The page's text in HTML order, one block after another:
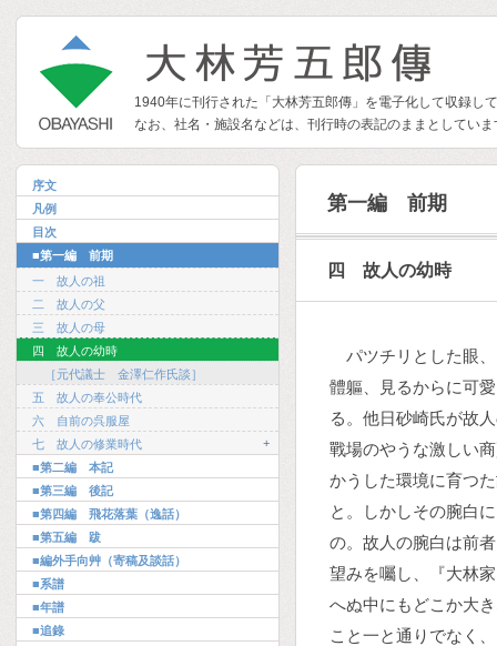
1940年に刊行された「大林芳五郎傳」を電子化して収録し
なお、社名・施設名などは、刊行時の表記のままとしてい
序文
凡例
目次
■第一編 前期
一 故人の祖
二 故人の父
三 故人の母
四 故人の幼時
［元代議士 金澤仁作氏談］
五 故人の奉公時代
六 自前の呉服屋
七 故人の修業時代
+
■第二編 本記
■第三編 後記
■第四編 飛花落葉（逸話）
■第五編 跋
■編外手向艸（寄稿及談話）
■系譜
■年譜
■追錄
第一編 前期
四 故人の幼時
パツチリとした眼
體軀、見るからに可
る。他日砂崎氏が故
戰場のやうな激しい
かうした環境に育つ
と。しかしその腕白
の。故人の腕白は前
望みを囑し、『大林
へぬ中にもどこか大
こと一と通りでなく